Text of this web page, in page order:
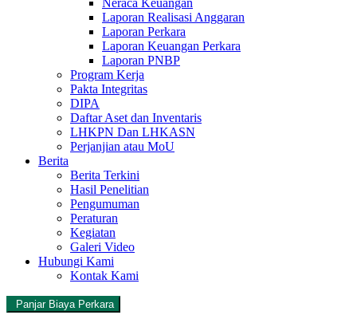
Neraca Keuangan
Laporan Realisasi Anggaran
Laporan Perkara
Laporan Keuangan Perkara
Laporan PNBP
Program Kerja
Pakta Integritas
DIPA
Daftar Aset dan Inventaris
LHKPN Dan LHKASN
Perjanjian atau MoU
Berita
Berita Terkini
Hasil Penelitian
Pengumuman
Peraturan
Kegiatan
Galeri Video
Hubungi Kami
Kontak Kami
Panjar Biaya Perkara